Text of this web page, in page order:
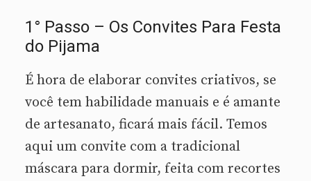
1° Passo – Os Convites Para Festa
do Pijama
É hora de elaborar convites criativos, se
você tem habilidade manuais e é amante
de artesanato, ficará mais fácil. Temos
aqui um convite com a tradicional
máscara para dormir, feita com recortes